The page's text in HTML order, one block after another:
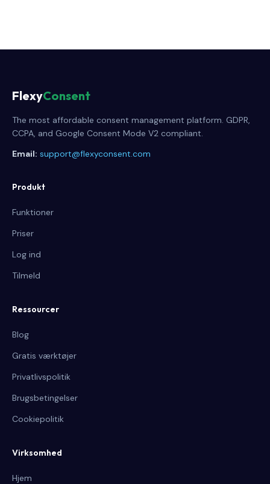
FlexyConsent
The most affordable consent management platform. GDPR,
CCPA, and Google Consent Mode V2 compliant.
Email: support@flexyconsent.com
Produkt
Funktioner
Priser
Log ind
Tilmeld
Ressourcer
Blog
Gratis værktøjer
Privatlivspolitik
Brugsbetingelser
Cookiepolitik
Virksomhed
Hjem